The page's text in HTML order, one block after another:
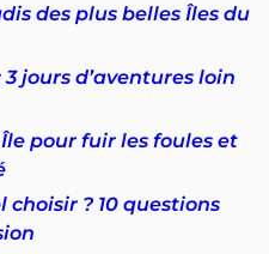
des plus belles Îles du
jours d’aventures loin
pour fuir les foules et
? 10 questions